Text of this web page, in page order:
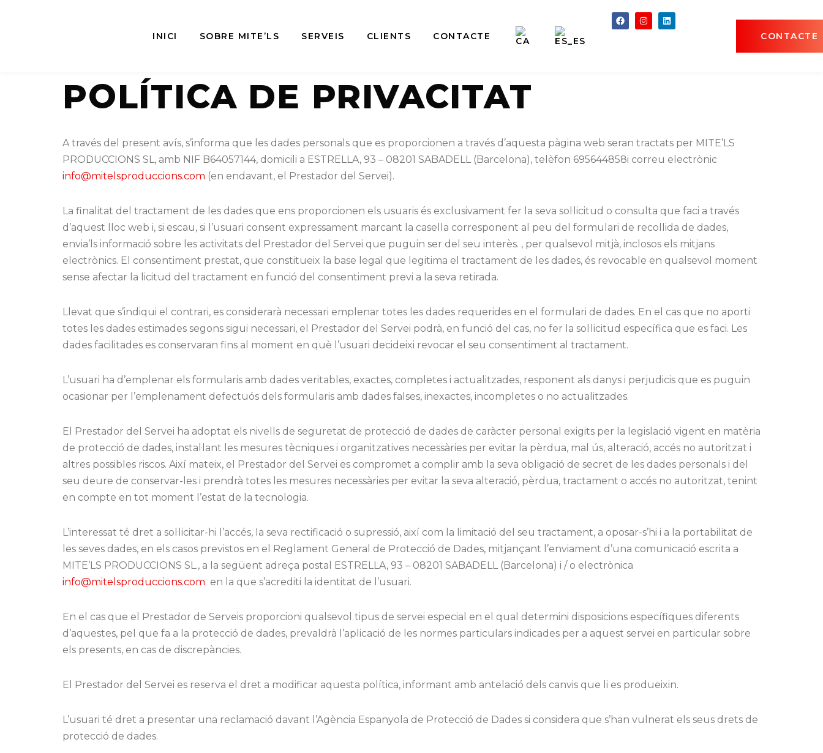
INICI SOBRE MITE’LS SERVEIS CLIENTS CONTACTE CONTACTE
POLÍTICA DE PRIVACITAT
A través del present avís, s’informa que les dades personals que es proporcionen a través d’aquesta pàgina web seran tractats per MITE’LS
PRODUCCIONS SL, amb NIF B64057144, domicili a ESTRELLA, 93 – 08201 SABADELL (Barcelona), telèfon 695644858i correu electrònic
info@mitelsproduccions.com (en endavant, el Prestador del Servei).
La finalitat del tractament de les dades que ens proporcionen els usuaris és exclusivament fer la seva sol·licitud o consulta que faci a través
d’aquest lloc web i, si escau, si l’usuari consent expressament marcant la casella corresponent al peu del formulari de recollida de dades,
envia’ls informació sobre les activitats del Prestador del Servei que puguin ser del seu interès. , per qualsevol mitjà, inclosos els mitjans
electrònics. El consentiment prestat, que constitueix la base legal que legitima el tractament de les dades, és revocable en qualsevol moment
sense afectar la licitud del tractament en funció del consentiment previ a la seva retirada.
Llevat que s’indiqui el contrari, es considerarà necessari emplenar totes les dades requerides en el formulari de dades. En el cas que no aporti
totes les dades estimades segons sigui necessari, el Prestador del Servei podrà, en funció del cas, no fer la sol·licitud específica que es faci. Les
dades facilitades es conservaran fins al moment en què l’usuari decideixi revocar el seu consentiment al tractament.
L’usuari ha d’emplenar els formularis amb dades veritables, exactes, completes i actualitzades, responent als danys i perjudicis que es puguin
ocasionar per l’emplenament defectuós dels formularis amb dades falses, inexactes, incompletes o no actualitzades.
El Prestador del Servei ha adoptat els nivells de seguretat de protecció de dades de caràcter personal exigits per la legislació vigent en matèria
de protecció de dades, instal·lant les mesures tècniques i organitzatives necessàries per evitar la pèrdua, mal ús, alteració, accés no autoritzat i
altres possibles riscos. Així mateix, el Prestador del Servei es compromet a complir amb la seva obligació de secret de les dades personals i del
seu deure de conservar-les i prendrà totes les mesures necessàries per evitar la seva alteració, pèrdua, tractament o accés no autoritzat, tenint
en compte en tot moment l’estat de la tecnologia.
L’interessat té dret a sol·licitar-hi l’accés, la seva rectificació o supressió, així com la limitació del seu tractament, a oposar-s’hi i a la portabilitat de
les seves dades, en els casos previstos en el Reglament General de Protecció de Dades, mitjançant l’enviament d’una comunicació escrita a
MITE’LS PRODUCCIONS SL., a la següent adreça postal ESTRELLA, 93 – 08201 SABADELL (Barcelona) i / o electrònica
info@mitelsproduccions.com en la que s’acrediti la identitat de l’usuari.
En el cas que el Prestador de Serveis proporcioni qualsevol tipus de servei especial en el qual determini disposicions específiques diferents
d’aquestes, pel que fa a la protecció de dades, prevaldrà l’aplicació de les normes particulars indicades per a aquest servei en particular sobre
els presents, en cas de discrepàncies.
El Prestador del Servei es reserva el dret a modificar aquesta política, informant amb antelació dels canvis que li es produeixin.
L’usuari té dret a presentar una reclamació davant l’Agència Espanyola de Protecció de Dades si considera que s’han vulnerat els seus drets de
protecció de dades.